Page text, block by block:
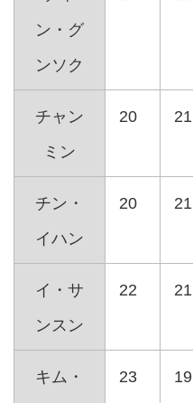
ン・グ
ンソク
チャン
ミン
20 21
チン・
イハン
20 21
イ・サ
ンスン
22 21
キム・
23 19